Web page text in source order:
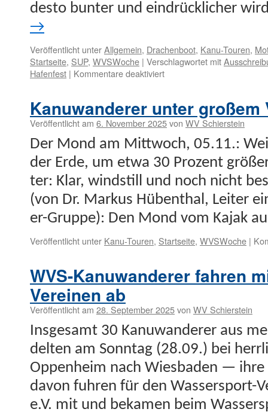
desto bunter und ein­drück­lich­er
→
Veröffentlicht unterAllgemein, Drachenboot, Kanu-Touren,
Startseite, SUP, WVSWoche | Verschlagwortet mit
Hafenfest | Kommentare deaktiviertfür
im
Rampenlicht
jetzt
für
den
Bootskorso
Hafenfest
anmelden
Kanuwanderer unter großem
Veröffentlicht am 6. November 2025von WV Schierstein
Der Mond am Mittwoch, 05.11.:
der Erde, um etwa 30 Prozent
ter: Klar, wind­still und noch nicht
(von Dr. Markus Hüben­thal, Leit­er
er-Gruppe): Den Mond vom Kajak
Veröffentlicht unter Kanu-Touren, Startseite, WVSWoche |
WVS-Kanuwanderer fahren
Vereinen ab
Veröffentlicht am 28. September 2025von WV Schierstein
Ins­ge­samt 30 Kanuwan­der­er aus
del­ten am Son­ntag (28.09.) bei
Oppen­heim nach Wies­baden — ihre
davon fuhren für den Wasser­s­port-
e.V. mit und beka­men beim